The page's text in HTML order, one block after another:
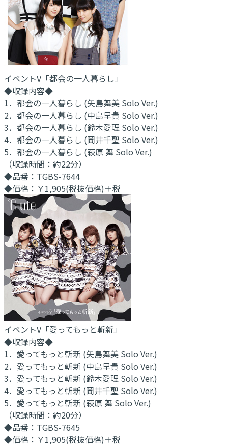
イベントV「都会の一人暮らし」
◆収録内容◆
1．都会の一人暮らし (矢島舞美 Solo Ver.)
2．都会の一人暮らし (中島早貴 Solo Ver.)
3．都会の一人暮らし (鈴木愛理 Solo Ver.)
4．都会の一人暮らし (岡井千聖 Solo Ver.)
5．都会の一人暮らし (萩原 舞 Solo Ver.)
（収録時間：約22分）
◆品番：TGBS-7644
◆価格：￥1,905(税抜価格)＋税
イベントV「愛ってもっと斬新」
◆収録内容◆
1．愛ってもっと斬新 (矢島舞美 Solo Ver.)
2．愛ってもっと斬新 (中島早貴 Solo Ver.)
3．愛ってもっと斬新 (鈴木愛理 Solo Ver.)
4．愛ってもっと斬新 (岡井千聖 Solo Ver.)
5．愛ってもっと斬新 (萩原 舞 Solo Ver.)
（収録時間：約20分）
◆品番：TGBS-7645
◆価格：￥1,905(税抜価格)＋税